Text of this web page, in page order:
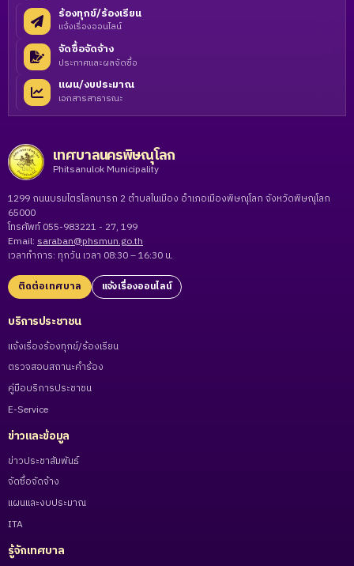
ร้องทุกข์/ร้องเรียน
แจ้งเรื่องออนไลน์
จัดซื้อจัดจ้าง
ประกาศและผลจัดซื้อ
แผน/งบประมาณ
เอกสารสาธารณะ
เทศบาลนครพิษณุโลก
Phitsanulok Municipality
1299 ถนนบรมไตรโลกนารถ 2 ตำบลในเมือง อำเภอเมืองพิษณุโลก จังหวัดพิษณุโลก
65000
โทรศัพท์ 055-983221 - 27, 199
Email: saraban@phsmun.go.th
เวลาทำการ: ทุกวัน เวลา 08:30 – 16:30 น.
ติดต่อเทศบาล แจ้งเรื่องออนไลน์
บริการประชาชน
แจ้งเรื่องร้องทุกข์/ร้องเรียน
ตรวจสอบสถานะคำร้อง
คู่มือบริการประชาชน
E-Service
ข่าวและข้อมูล
ข่าวประชาสัมพันธ์
จัดซื้อจัดจ้าง
แผนและงบประมาณ
ITA
รู้จักเทศบาล